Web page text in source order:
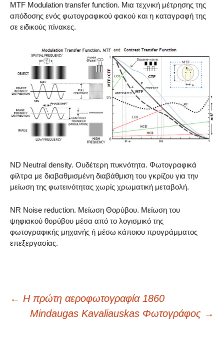
MTF Modulation transfer function. Μια τεχνική μέτρησης της
απόδοσης ενός φωτογραφικού φακού και η καταγραφή της
σε ειδικούς πίνακες.
ND Neutral density. Ουδέτερη πυκνότητα. Φωτογραφικά
φίλτρα με διαβαθμισμένη διαβάθμιση του γκρίζου για την
μείωση της φωτεινότητας χωρίς χρωματική μεταβολή.
NR Noise reduction. Μείωση Θορύβου. Μείωση του
ψηφιακού θορύβου μέσα από το λογισμικό της
φωτογραφικής μηχανής ή μέσω κάποιου προγράμματος
επεξεργασίας.
Post
← Η πρώτη αεροφωτογραφία 1860
Mindaugas Kavaliauskas Φωτογράφος →